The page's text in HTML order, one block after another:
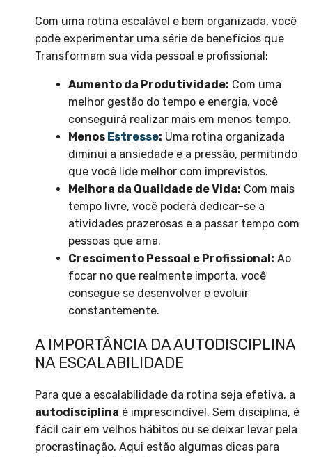
Com uma rotina escalável e bem organizada, você
pode experimentar uma série de benefícios que
Transformam sua vida pessoal e profissional:
Aumento da Produtividade: Com uma
melhor gestão do tempo e energia, você
conseguirá realizar mais em menos tempo.
Menos Estresse: Uma rotina organizada
diminui a ansiedade e a pressão, permitindo
que você lide melhor com imprevistos.
Melhora da Qualidade de Vida: Com mais
tempo livre, você poderá dedicar-se a
atividades prazerosas e a passar tempo com
pessoas que ama.
Crescimento Pessoal e Profissional: Ao
focar no que realmente importa, você
consegue se desenvolver e evoluir
constantemente.
A IMPORTÂNCIA DA AUTODISCIPLINA
NA ESCALABILIDADE
Para que a escalabilidade da rotina seja efetiva, a
autodisciplina é imprescindível. Sem disciplina, é
fácil cair em velhos hábitos ou se deixar levar pela
procrastinação. Aqui estão algumas dicas para